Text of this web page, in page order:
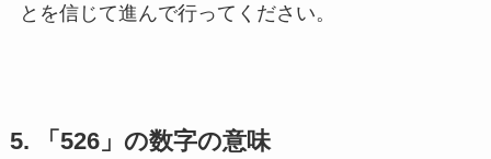
とを信じて進んで行ってください。
5. 「526」の数字の意味